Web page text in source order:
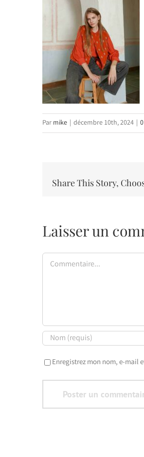
Par mike décembre 10th, 2024
Share This Story,
Laisser un
Commentaire
Enregistrez mon nom, e-mail